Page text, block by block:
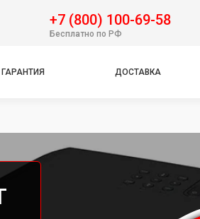
+7 (800) 100-69-58
Бесплатно по РФ
ГАРАНТИЯ ДОСТАВКА